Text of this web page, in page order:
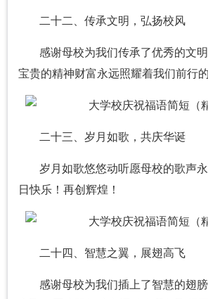
二十二、传承文明，弘扬校风
感谢母校为我们传承了优秀的文
宝贵的精神财富永远照耀着我们前行的
二十三、岁月如歌，共庆华诞
岁月如歌悠悠动听愿母校的歌声
日快乐！再创辉煌！
二十四、智慧之翼，展翅高飞
感谢母校为我们插上了智慧的翅